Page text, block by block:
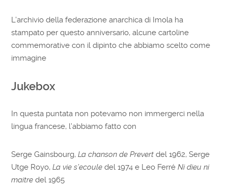
L’archivio della federazione anarchica di Imola ha
stampato per questo anniversario, alcune cartoline
commemorative con il dipinto che abbiamo scelto come
immagine
Jukebox
In questa puntata non potevamo non immergerci nella
lingua francese, l’abbiamo fatto con
Serge Gainsbourg,La chanson de Prevert del 1962, Serge
Utge Royo,La vie s’ecoule del 1974 e Leo FerréNi dieu ni
maitre del 1965